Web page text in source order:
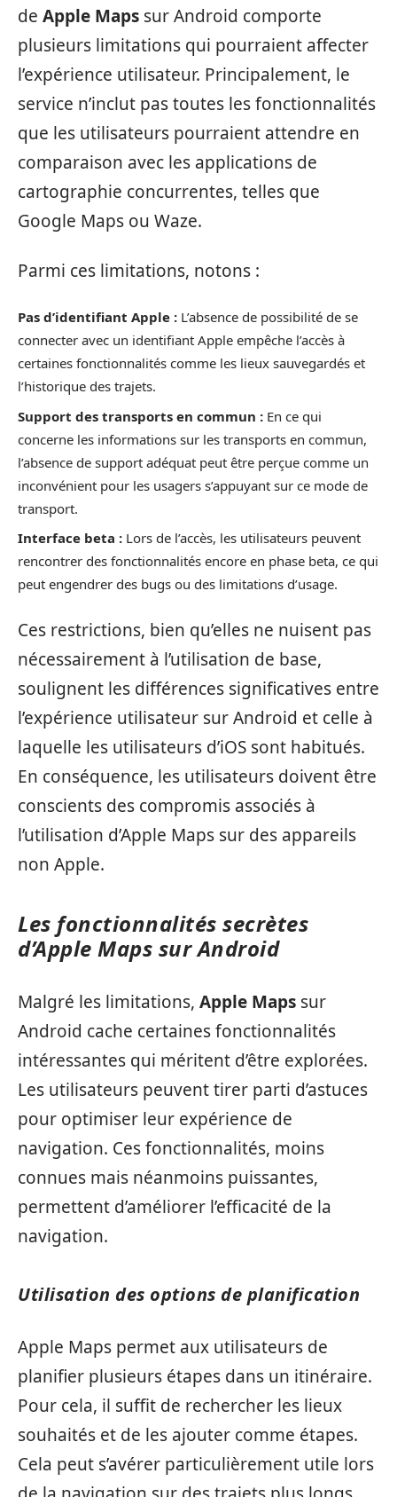
de Apple Maps sur Android comporte
plusieurs limitations qui pourraient affecter
l’expérience utilisateur. Principalement, le
service n’inclut pas toutes les fonctionnalités
que les utilisateurs pourraient attendre en
comparaison avec les applications de
cartographie concurrentes, telles que
Google Maps ou Waze.
Parmi ces limitations, notons :
Pas d’identifiant Apple : L’absence de possibilité de se
connecter avec un identifiant Apple empêche l’accès à
certaines fonctionnalités comme les lieux sauvegardés et
l’historique des trajets.
Support des transports en commun : En ce qui
concerne les informations sur les transports en commun,
l’absence de support adéquat peut être perçue comme un
inconvénient pour les usagers s’appuyant sur ce mode de
transport.
Interface beta : Lors de l’accès, les utilisateurs peuvent
rencontrer des fonctionnalités encore en phase beta, ce qui
peut engendrer des bugs ou des limitations d’usage.
Ces restrictions, bien qu’elles ne nuisent pas
nécessairement à l’utilisation de base,
soulignent les différences significatives entre
l’expérience utilisateur sur Android et celle à
laquelle les utilisateurs d’iOS sont habitués.
En conséquence, les utilisateurs doivent être
conscients des compromis associés à
l’utilisation d’Apple Maps sur des appareils
non Apple.
Les fonctionnalités secrètes
d’Apple Maps sur Android
Malgré les limitations, Apple Maps sur
Android cache certaines fonctionnalités
intéressantes qui méritent d’être explorées.
Les utilisateurs peuvent tirer parti d’astuces
pour optimiser leur expérience de
navigation. Ces fonctionnalités, moins
connues mais néanmoins puissantes,
permettent d’améliorer l’efficacité de la
navigation.
Utilisation des options de planification
Apple Maps permet aux utilisateurs de
planifier plusieurs étapes dans un itinéraire.
Pour cela, il suffit de rechercher les lieux
souhaités et de les ajouter comme étapes.
Cela peut s’avérer particulièrement utile lors